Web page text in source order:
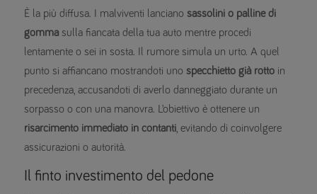
È la più diffusa. I malviventi lanciano sassolini o palline di
gomma sulla fiancata della tua auto mentre procedi
lentamente o sei in sosta. Il rumore simula un urto. A quel
punto si affiancano mostrandoti uno specchietto già rotto in
precedenza, accusandoti di averlo danneggiato durante un
sorpasso o con una manovra. L’obiettivo è ottenere un
risarcimento immediato in contanti , evitando di coinvolgere
assicurazioni o autorità.
Il finto investimento del pedone